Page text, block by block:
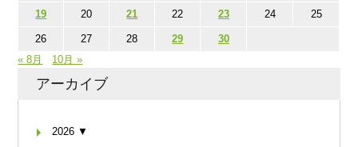
19 20 21 22 23 24 25
26 27 28 29
30
« 8月
10月 »
アーカイブ
2026 ▼